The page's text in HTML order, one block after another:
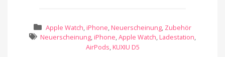
Apple Watch, iPhone, Neuerscheinung, Zubehör
Neuerscheinung, iPhone,Apple Watch, Ladestation,
AirPods, KUXIU D5